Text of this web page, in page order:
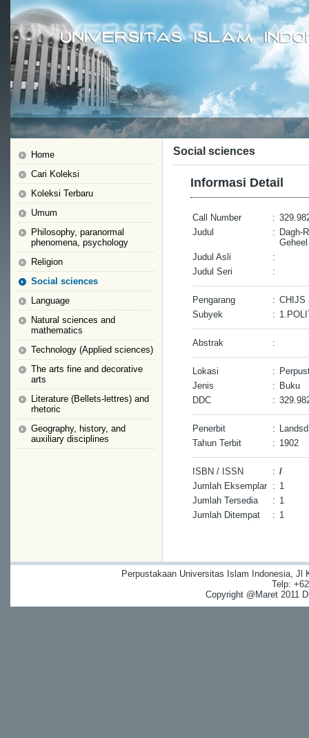
Home
Cari Koleksi
Koleksi Terbaru
Umum
Philosophy, paranormal
phenomena, psychology
Religion
Social sciences
Language
Natural sciences and
mathematics
Technology (Applied sciences)
The arts fine and decorative
arts
Literature (Bellets-lettres) and
rhetoric
Geography, history, and
auxiliary disciplines
Social sciences
Informasi Detail
Call Number :
Judul
: Dagh-
Judul Asli
:
Judul Seri
:
Pengarang : CHIJS
Subyek
:
Abstrak :
Lokasi :
Jenis
: Buku
DDC
:
Penerbit :
Tahun Terbit
: 1902
ISBN / ISSN : /
Jumlah Eksemplar : 1
Jumlah Tersedia
: 1
Jumlah Ditempat
: 1
Perpustakaan Universitas Islam Indonesia, Jl
Telp:
Copyright @Maret 2011